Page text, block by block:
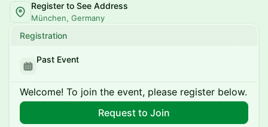
Register to See Address
München, Germany
Registration
Past Event
Welcome! To join the event, please register below.
Request to Join